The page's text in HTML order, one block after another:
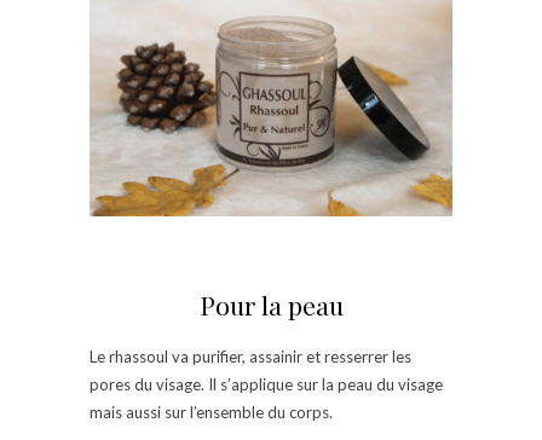
Pour la peau
Le rhassoul va purifier, assainir et resserrer les
pores du visage. Il s’applique sur la peau du visage
mais aussi sur l’ensemble du corps.